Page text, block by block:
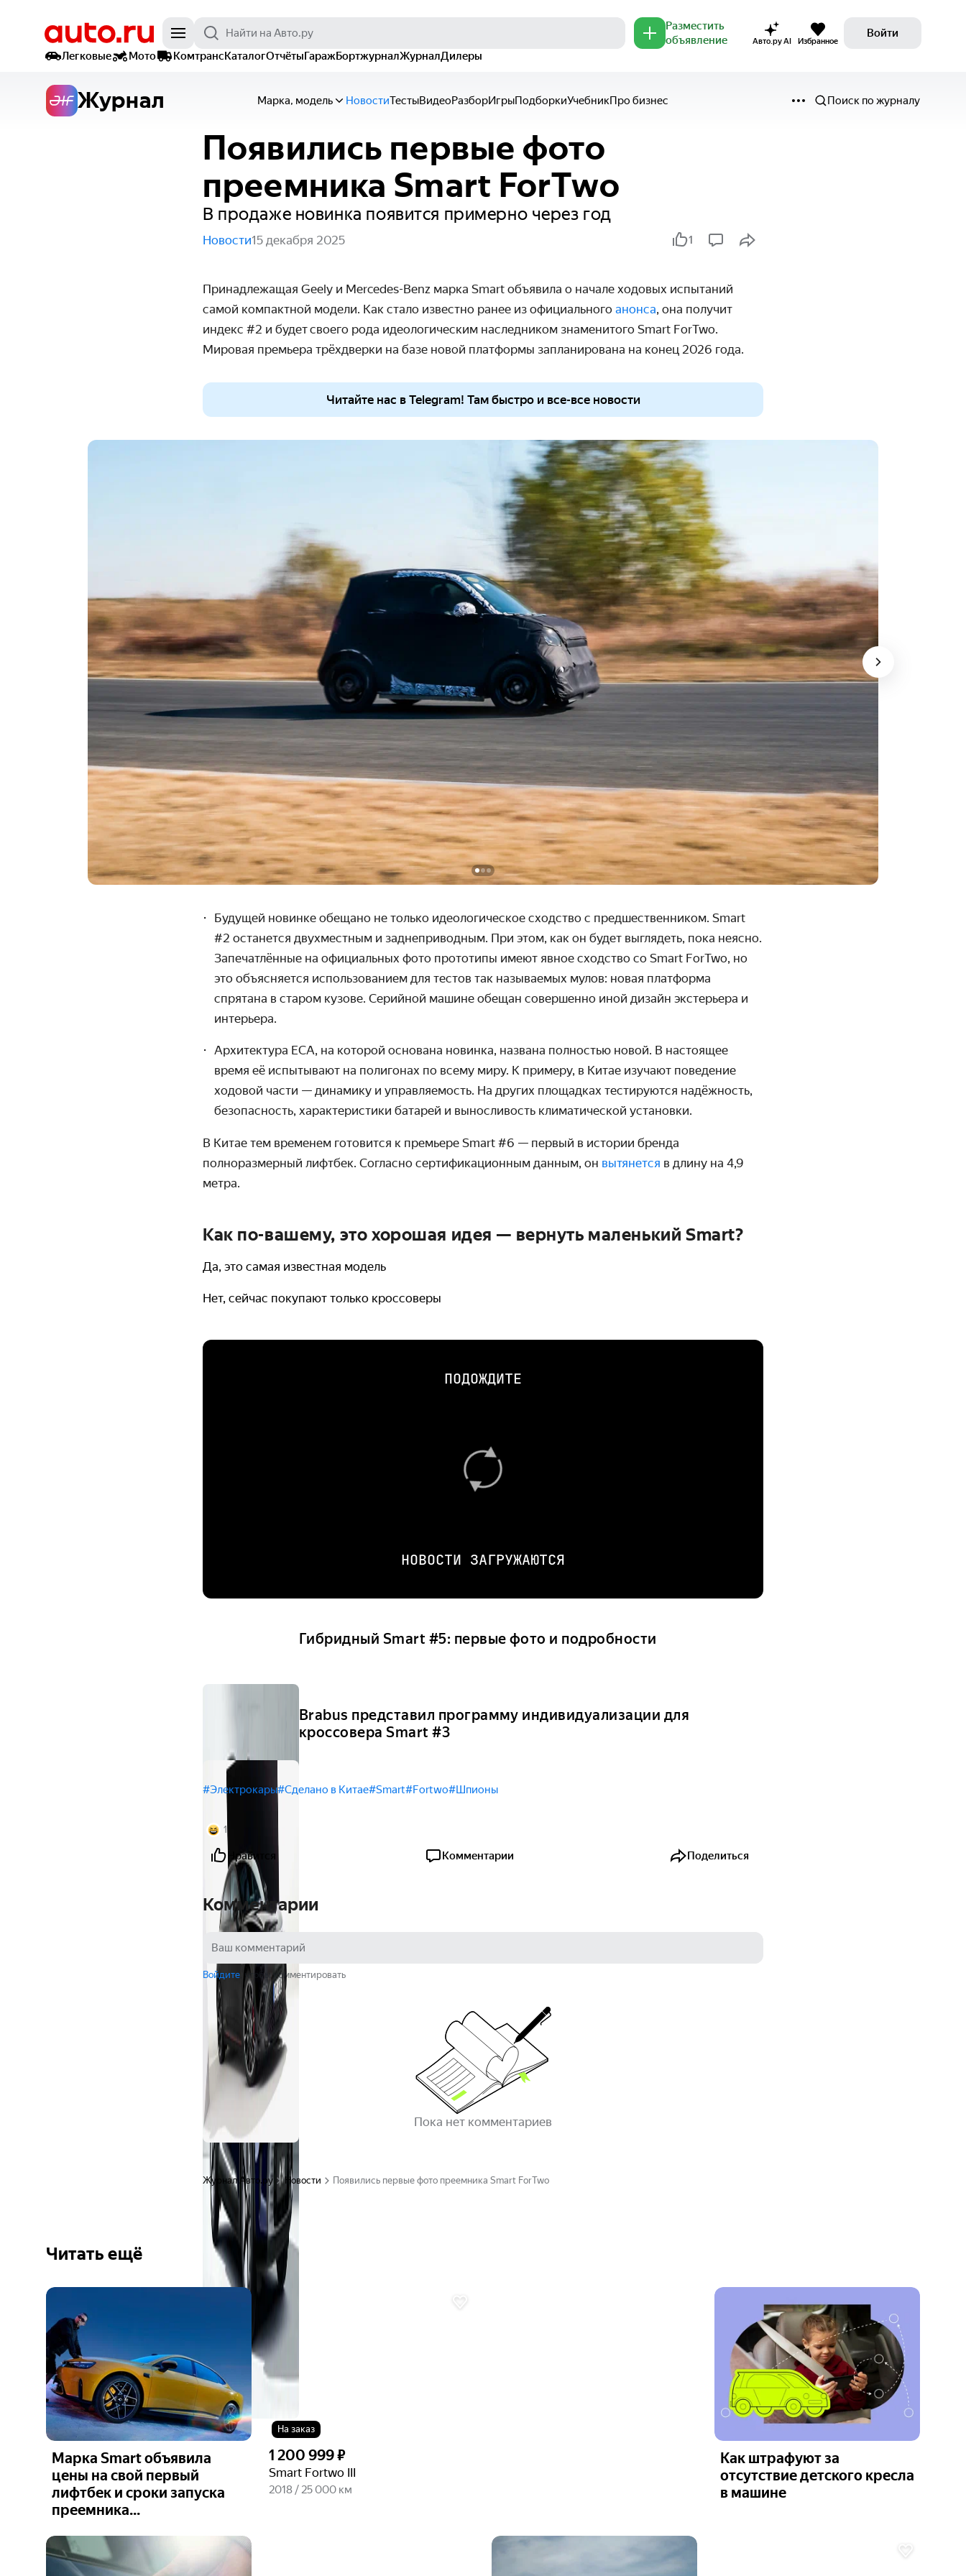
Разместить
объявление
Авто.ру AI Избранное
Войти
Легковые
Мото КомтрансКаталогОтчётыГаражБортжурналЖурналДилеры
Журнал Марка, модель НовостиТестыВидеоРазборИгрыПодборкиУчебникПро бизнес Поиск по журналу
Появились первые фото
преемника Smart ForTwo
В продаже новинка появится примерно через год
Новости15 декабря 2025 1
Принадлежащая Geely и Mercedes-Benz марка Smart объявила о начале ходовых испытаний
самой компактной модели. Как стало известно ранее из официального анонса, она получит
индекс #2 и будетсвоего рода идеологическим наследником знаменитого Smart ForTwo.
Мировая премьера трёхдверки на базе новой платформы запланирована на конец 2026 года.
Читайте нас в Telegram! Там быстро и все-все новости
Будущей новинке обещано не только идеологическое сходство с предшественником. Smart
#2 останется двухместным и заднеприводным. При этом, как он будет выглядеть, пока неясно.
Запечатлённые на официальных фото прототипы имеют явное сходство со Smart ForTwo, но
это объясняется использованием для тестов так называемых мулов: новая платформа
спрятана в старом кузове. Серийной машине обещан совершенно иной дизайн экстерьера и
интерьера.
Архитектура ECA, на которой основана новинка, названа полностью новой. В настоящее
время её испытывают на полигонах по всему миру. К примеру, в Китае изучают поведение
ходовой части — динамику и управляемость. На других площадках тестируются надёжность,
безопасность, характеристики батарей и выносливость климатической установки.
В Китае тем временем готовится к премьере Smart #6 — первый в истории бренда
полноразмерный лифтбек. Согласно сертификационным данным, он вытянется в длину на 4,9
метра.
Как по-вашему, это хорошая идея — вернуть маленький Smart?
Да, это самая известная модель
Нет, сейчас покупают только кроссоверы
ПОДОЖДИТЕ
НОВОСТИ ЗАГРУЖАЮТСЯ
Гибридный Smart #5: первые фото и подробности
Brabus представил программу индивидуализации для
кроссовера Smart #3
#Электрокары#Сделано в Китае#Smart#Fortwo#Шпионы
1
Нравится Комментарии Поделиться
Комментарии
Войдите , чтобы комментировать
Пока нет комментариев
Журнал Авто.ру Новости Появились первые фото преемника Smart ForTwo
Читать ещё
Марка Smart объявила
цены на свой первый
лифтбек и сроки запуска
преемника...
На заказ
Ещё 6
1 200 999 ₽
Smart Fortwo III
2018 / 25 000 км
Как штрафуют за
отсутствие детского кресла
в машине